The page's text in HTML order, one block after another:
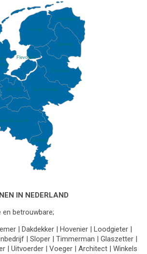
Drenthe
Flevoland
Fryslân
Gelderland
Groningen
Limburg
Brabant
Overijssel
Utrecht
IN NEDERLAND
en betrouwbare;
| Dakdekker | Hovenier | Loodgieter |
| Sloper | Timmerman | Glaszetter |
| Uitvoerder | Voeger | Architect | Winkels